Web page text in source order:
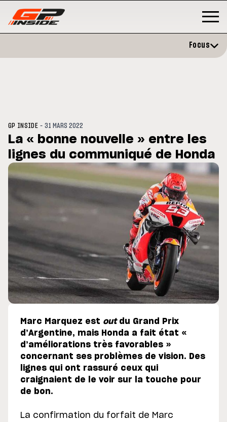
: Horaires et
du GP de Grande-
MOTO GP
Zarco évite l'opération et vise
retour en septembre
Focus
GP INSIDE -31 MARS 2022
La « bonne nouvelle » entre les
lignes du communiqué de Honda
Marc Marquez est outdu Grand Prix
d’Argentine, mais Honda a fait état «
d’améliorations très favorables »
concernant ses problèmes de vision. Des
lignes qui ont rassuré ceux qui
craignaient de le voir sur la touche pour
de bon.
La confirmation du forfait de Marc